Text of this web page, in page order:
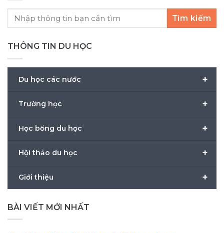
Tìm kiếm
THÔNG TIN DU HỌC
+
Du học các nước
+
Trường học
+
Học bổng du học
+
Hội thảo du học
+
Giới thiệu
BÀI VIẾT MỚI NHẤT